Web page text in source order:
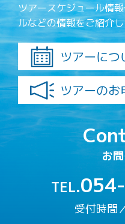
ツアースケジュール情
ルなどの情報をご紹介し
ツアーにつ
ツアーのお
お
TEL.
受付時間